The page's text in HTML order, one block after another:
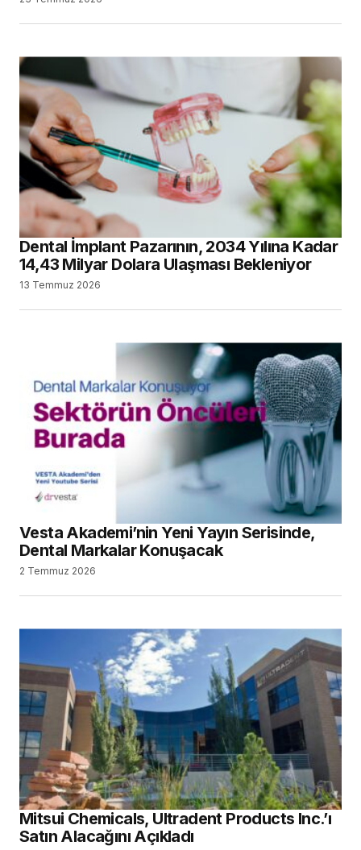
Dental İmplant Pazarının, 2034 Yılına Kadar
14,43 Milyar Dolara Ulaşması Bekleniyor
13 Temmuz 2026
Vesta Akademi’nin Yeni Yayın Serisinde,
Dental Markalar Konuşacak
2 Temmuz 2026
Mitsui Chemicals, Ultradent Products Inc.’ı
Satın Alacağını Açıkladı